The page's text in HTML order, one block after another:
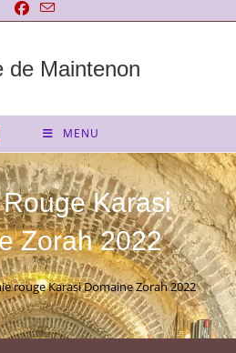
de Maintenon
MENU
Karasi
Zorah 2022
rouge Karasi Domaine Zorah 2022